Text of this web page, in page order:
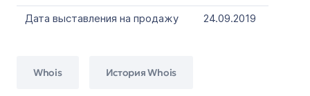
Дата выставления на продажу
24.09.2019
Whois История Whois